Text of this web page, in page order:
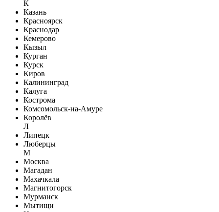
К
Казань
Красноярск
Краснодар
Кемерово
Кызыл
Курган
Курск
Киров
Калининград
Калуга
Кострома
Комсомольск-на-Амуре
Королёв
Л
Липецк
Люберцы
М
Москва
Магадан
Махачкала
Магнитогорск
Мурманск
Мытищи